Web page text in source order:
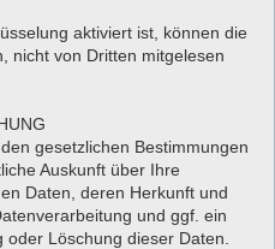
aktiviert ist, können die
nicht von Dritten mitgelesen
gesetzlichen Bestimmungen
Auskunft über Ihre
Daten, deren Herkunft und
und ggf. ein
Löschung dieser Daten.